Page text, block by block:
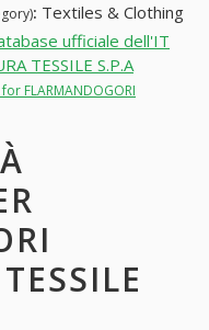
: Textiles & Clothing
ufficiale dell'IT
TESSILE S.P.A
FLARMANDOGORI